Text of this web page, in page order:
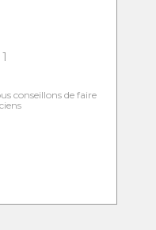
conseillons de faire